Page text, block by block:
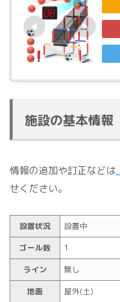
施設の基本情報
情報の追加や訂正などは
せください。
設置状況
設置中
ゴール数
1
ライン
無し
地面
屋外(土)